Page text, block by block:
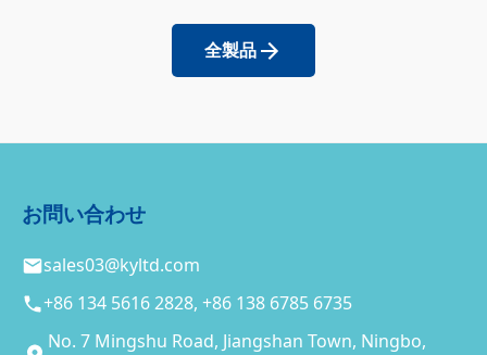
全製品
お問い合わせ
sales03@kyltd.com
+86 134 5616 2828, +86 138 6785 6735
No. 7 Mingshu Road, Jiangshan Town, Ningbo,